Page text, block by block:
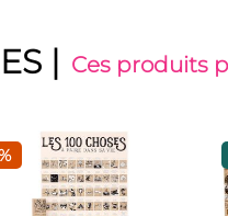
| Ces produits